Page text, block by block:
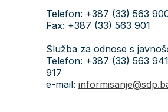
Telefon: +387 (33) 563
Fax: +387 (33) 563 901
Služba za odnose s
Telefon: +387 (33) 563
917
e-mail: